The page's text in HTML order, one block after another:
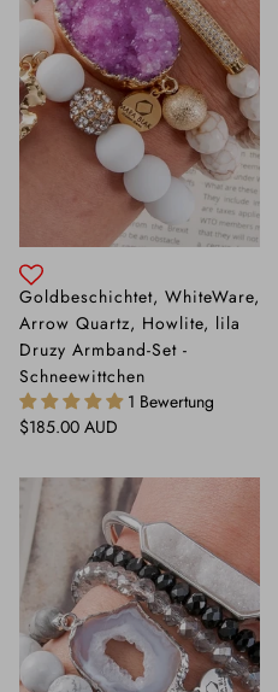
Goldbeschichtet, WhiteWare,
Arrow Quartz, Howlite, lila
Druzy Armband-Set -
Schneewittchen
1 Bewertung
Normaler Preis
$185.00 AUD